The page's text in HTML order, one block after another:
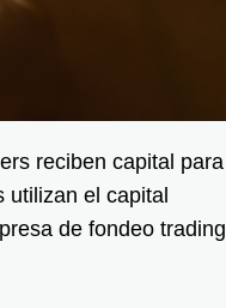
reciben capital para
el capital
de fondeo trading